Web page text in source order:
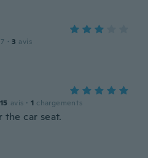
· 3 avis
15 avis · 1 chargements
car seat.